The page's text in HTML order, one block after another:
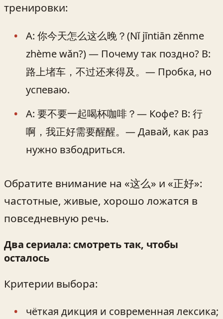
тренировки:
A: 你今天怎么这么晚？(Nǐ jīntiān zěnme
zhème wǎn?) — Почему так поздно? B:
路上堵车，不过还来得及。— Пробка, но
успеваю.
A: 要不要一起喝杯咖啡？— Кофе? B: 行
啊，我正好需要醒醒。— Давай, как раз
нужно взбодриться.
Обратите внимание на «这么» и «正好»:
частотные, живые, хорошо ложатся в
повседневную речь.
Два сериала: смотреть так, чтобы
осталось
Критерии выбора:
чёткая дикция и современная лексика;